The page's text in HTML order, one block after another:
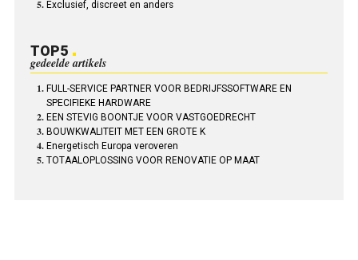
Exclusief, discreet en anders
TOP5
gedeelde artikels
FULL-SERVICE PARTNER VOOR BEDRIJFSSOFTWARE EN
SPECIFIEKE HARDWARE
EEN STEVIG BOONTJE VOOR VASTGOEDRECHT
BOUWKWALITEIT MET EEN GROTE K
Energetisch Europa veroveren
TOTAALOPLOSSING VOOR RENOVATIE OP MAAT